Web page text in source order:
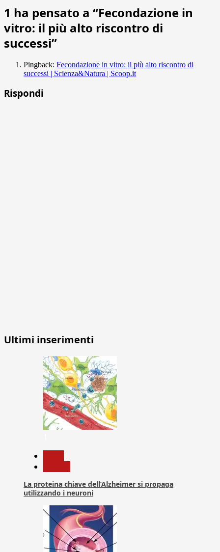
1 ha pensato a “Fecondazione in
vitro: il più alto riscontro di
successi”
Pingback: Fecondazione in vitro: il più alto riscontro di
successi | Scienza&Natura | Scoop.it
Rispondi
Ultimi inserimenti
La proteina chiave dell’Alzheimer si propaga
utilizzando i neuroni